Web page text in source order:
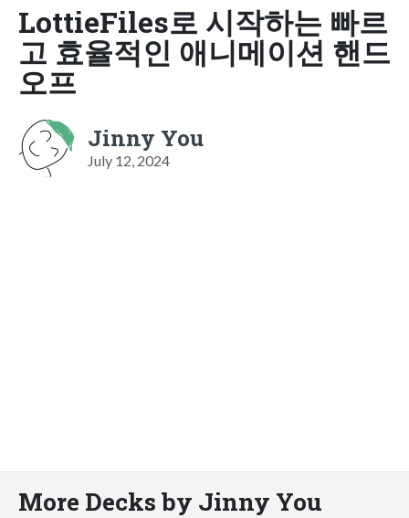
LottieFiles로 시작하는 빠르
고 효율적인 애니메이션 핸드
오프
Jinny You
July 12, 2024
More Decks by Jinny You